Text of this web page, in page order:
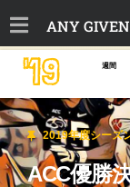
ANY GIVEN
'19 週間
2019年度シーズ
ACC優勝